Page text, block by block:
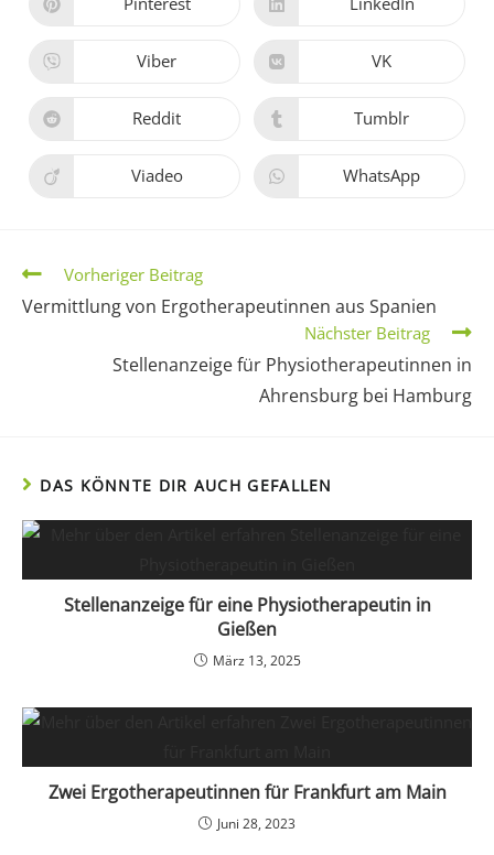
Viber VK
Reddit Tumblr
Viadeo WhatsApp
Vorheriger Beitrag
Vermittlung von Ergotherapeutinnen aus Spanien
Nächster Beitrag
Stellenanzeige für Physiotherapeutinnen in
Ahrensburg bei Hamburg
DAS KÖNNTE DIR AUCH GEFALLEN
Stellenanzeige für eine Physiotherapeutin in
Gießen
März 13, 2025
Zwei Ergotherapeutinnen für Frankfurt am Main
Juni 28, 2023